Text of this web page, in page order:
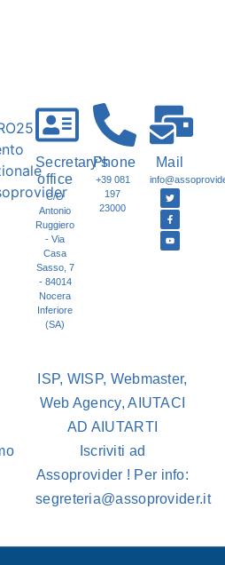
Secretary's
office
C/O
Antonio
Ruggiero
- Via
Casa
Sasso, 7
- 84014
Nocera
Inferiore
(SA)
Phone
+39 081
197
23000
Mail
ISP, WISP, Webmaster,
Web Agency, AIUTACI
AD AIUTARTI
Iscriviti ad
Assoprovider ! Per info:
segreteria@assoprovider.it